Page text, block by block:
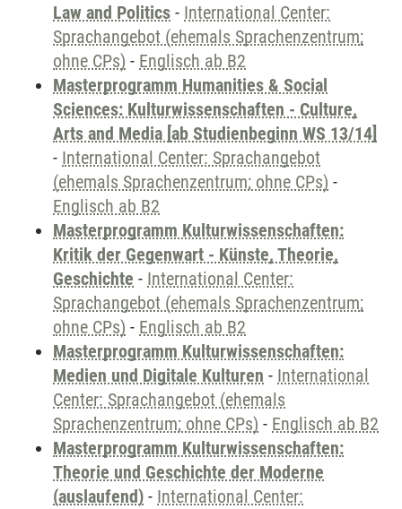
Law and Politics - International Center:
Sprachangebot (ehemals Sprachenzentrum;
ohne CPs) - Englisch ab B2
Masterprogramm Humanities & Social
Sciences: Kulturwissenschaften - Culture,
Arts and Media [ab Studienbeginn WS 13/14]
- International Center: Sprachangebot
(ehemals Sprachenzentrum; ohne CPs) -
Englisch ab B2
Masterprogramm Kulturwissenschaften:
Kritik der Gegenwart - Künste, Theorie,
Geschichte - International Center:
Sprachangebot (ehemals Sprachenzentrum;
ohne CPs) - Englisch ab B2
Masterprogramm Kulturwissenschaften:
Medien und Digitale Kulturen - International
Center: Sprachangebot (ehemals
Sprachenzentrum; ohne CPs) - Englisch ab B2
Masterprogramm Kulturwissenschaften:
Theorie und Geschichte der Moderne
(auslaufend) - International Center: